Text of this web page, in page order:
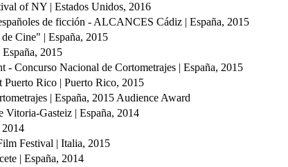
of NY | Estados Unidos, 2016
de ficción - ALCANCES Cádiz | España, 2015
Cine" | España, 2015
2015
- Concurso Nacional de Cortometrajes | España, 2015
Rico | Puerto Rico, 2015
| España, 2015 Audience Award
Vitoria-Gasteiz | España, 2014
2014
Festival | Italia, 2015
| España, 2014